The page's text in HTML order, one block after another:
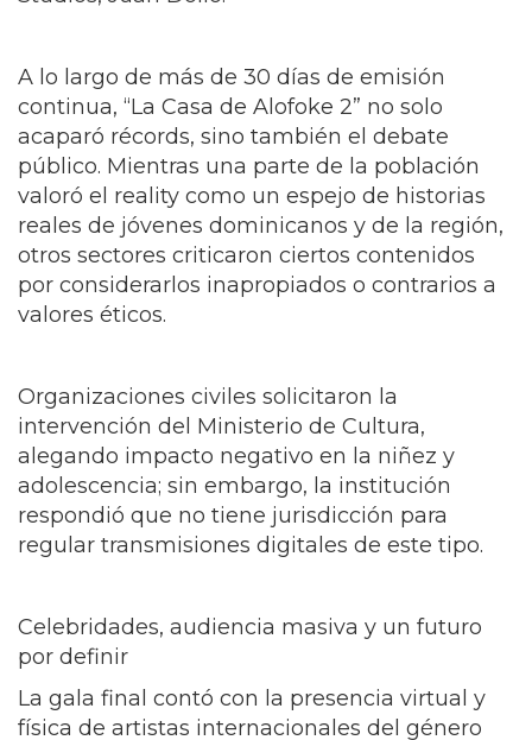
A lo largo de más de 30 días de emisión
continua, “La Casa de Alofoke 2” no solo
acaparó récords, sino también el debate
público. Mientras una parte de la población
valoró el reality como un espejo de historias
reales de jóvenes dominicanos y de la región,
otros sectores criticaron ciertos contenidos
por considerarlos inapropiados o contrarios a
valores éticos.
Organizaciones civiles solicitaron la
intervención del Ministerio de Cultura,
alegando impacto negativo en la niñez y
adolescencia; sin embargo, la institución
respondió que no tiene jurisdicción para
regular transmisiones digitales de este tipo.
Celebridades, audiencia masiva y un futuro
por definir
La gala final contó con la presencia virtual y
física de artistas internacionales del género